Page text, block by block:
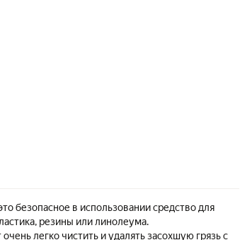
безопасное в использовании средство для
резины или линолеума.
легко чистить и удалять засохшую грязь с